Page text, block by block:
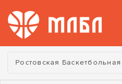
Турнир:
Ростовская